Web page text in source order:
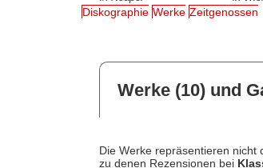
Diskographie Werke Zeitgenossen
Werke (10) und
Die Werke repräsentieren nicht
zu denen Rezensionen bei